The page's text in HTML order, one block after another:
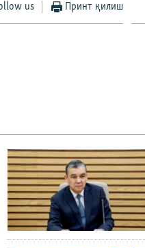
us Принт қилиш